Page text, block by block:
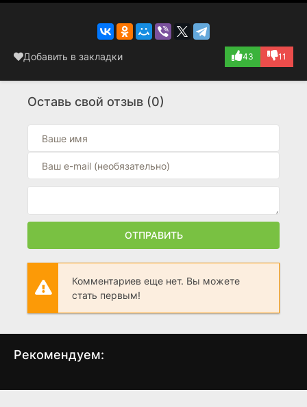
Добавить в закладки 43 11
Оставь свой отзыв (0)
ОТПРАВИТЬ
Комментариев еще нет. Вы можете
стать первым!
Рекомендуем:
Мария - королева
Иностранный жених